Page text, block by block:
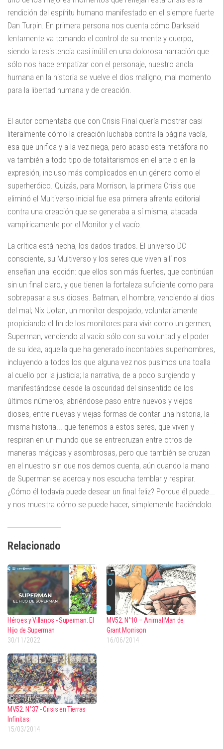
rendición del espíritu humano manifestado en el siempre fuerte
Dan Turpin. En primera persona nos cuenta cómo Darkseid
lentamente va tomando el control de su mente y cuerpo,
siendo la resistencia casi inútil en una dolorosa narración que
sólo nos hace empatizar con el personaje, nuestro ancla
humana en la historia se vuelve el dios maligno, mal momento
para la libertad humana y de creación.
El autor comentaba que con Crisis Final quería mostrar casi
literalmente cómo la creación luchaba contra la página vacía,
esa que unifica y a la vez niega, pero acaso esta metáfora no
va también a todo tipo de totalitarismos en el arte o en la
expresión, incluso más complicados en un género como el
superheróico. Quizás, para Morrison, la primera Crisis que
eliminó el Multiverso inicial fue esa primera afrenta editorial
contra una creación que se generaba a sí misma, atacada
vampíricamente por el Monitor y el vacío.
La crítica está hecha, los dados tirados. El universo DC
consciente, su Multiverso y los seres que viven allí nos
enseñan una lección: que ellos son más fuertes, que continúan
sin un final claro, y que tienen la fortaleza suficiente como para
sobrepasar a sus dioses. Batman, el hombre, venciendo al dios
del mal; Nix Uotan, un monitor despojado, voluntariamente
propiciando el fin de los monitores para vivir como un germen;
Superman, venciendo al vacío sólo con su voluntad y el poder
de su idea, aquella que ha generado incontables superhombres,
incluyendo a todos los que alguna vez nos pusimos una toalla
al cuello por la justicia; la narrativa, de a poco surgiendo y
manifestándose desde la oscuridad del sinsentido de los
últimos números, abriéndose paso entre nuevos y viejos
dioses, entre nuevas y viejas formas de contar una historia, la
misma historia... que tenemos a estos seres, que viven y
respiran en un mundo que se entrecruzan entre otros de
maneras mágicas y asombrosas, pero que también se cruzan
en el nuestro sin que nos demos cuenta, aún cuando la mano
de Superman se acerca y nos escucha temblar y respirar.
¿Cómo él todavía puede desear un final feliz? Porque él puede...
y nos muestra cómo se puede hacer, simplemente haciéndolo.
Relacionado
Héroes y Villanos - Superman: El
Hijo de Superman
30/11/2022
MV52: N°10 – Animal Man de
Grant Morrison
16/06/2014
MV52: N°37 - Crisis en Tierras
Infinitas
15/03/2014